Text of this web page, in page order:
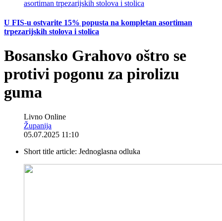
U FIS-u ostvarite 15% popusta na kompletan asortiman
trpezarijskih stolova i stolica
Bosansko Grahovo oštro se
protivi pogonu za pirolizu
guma
Livno Online
Županija
05.07.2025 11:10
Short title article: Jednoglasna odluka